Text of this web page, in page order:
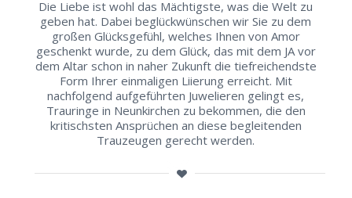
Die Liebe ist wohl das Mächtigste, was die Welt zu
geben hat. Dabei beglückwünschen wir Sie zu dem
großen Glücksgefühl, welches Ihnen von Amor
geschenkt wurde, zu dem Glück, das mit dem JA vor
dem Altar schon in naher Zukunft die tiefreichendste
Form Ihrer einmaligen Liierung erreicht. Mit
nachfolgend aufgeführten Juwelieren gelingt es,
Trauringe in Neunkirchen zu bekommen, die den
kritischsten Ansprüchen an diese begleitenden
Trauzeugen gerecht werden.